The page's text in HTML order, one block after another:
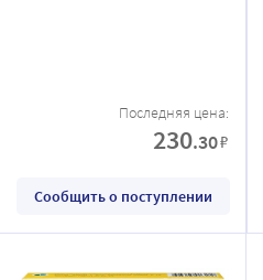
Последняя цена:
230.30₽
Сообщить о поступлении